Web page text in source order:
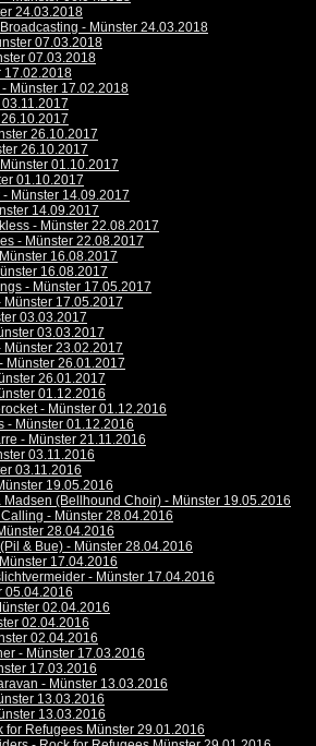
24.03.2018
- Münster 24.03.2018
07.03.2018
07.03.2018
17.02.2018
Münster 17.02.2018
26.10.2017
26.10.2017
01.10.2017
01.10.2017
- Münster 14.09.2017
14.09.2017
- Münster 22.08.2017
- Münster 22.08.2017
16.08.2017
16.08.2017
- Münster 17.05.2017
Münster 17.05.2017
03.03.2017
03.03.2017
Münster 23.02.2017
Münster 26.01.2017
26.01.2017
01.12.2016
- Münster 01.12.2016
- Münster 01.12.2016
- Münster 21.11.2016
03.11.2016
03.11.2016
19.05.2016
Madsen (Bellhound Choir) - Münster 19.05.2016
- Münster 28.04.2016
28.04.2016
& Bue) - Münster 28.04.2016
17.04.2016
- Münster 17.04.2016
05.04.2016
02.04.2016
02.04.2016
02.04.2016
- Münster 17.03.2016
17.03.2016
- Münster 13.03.2016
13.03.2016
13.03.2016
for Refugees Münster 29.01.2016